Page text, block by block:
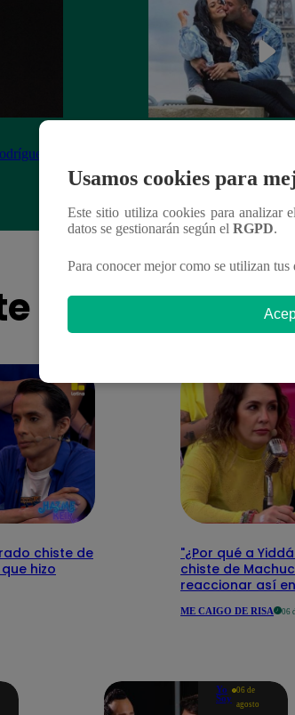
nada por Fabio Agostini
contundente mensaje
puede
chiste de
hizo
"¿Por qué a
chiste de
reaccionar así
ME CAIGO DE RISA 06
Yo
Soy
06 de
agosto
Usamos cookies para
Este sitio utiliza cookies para analizar
datos se gestionarán según el RGPD.
Para conocer mejor como se utilizan